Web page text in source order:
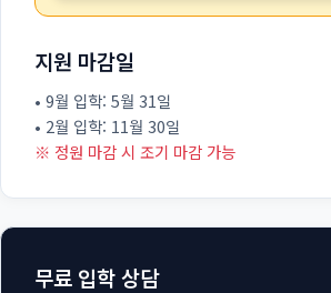
지원 마감일
• 9월 입학: 5월 31일
• 2월 입학: 11월 30일
※ 정원 마감 시 조기 마감 가능
무료 입학 상담